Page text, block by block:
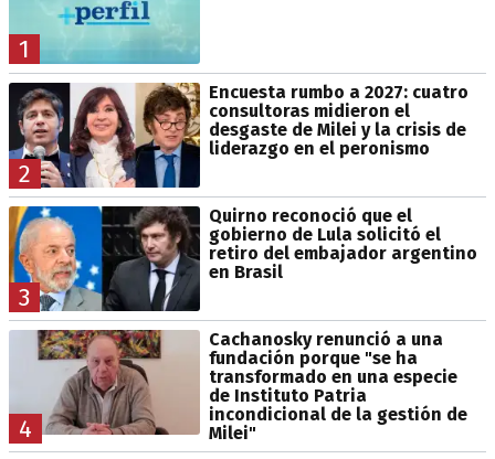
1
2
Encuesta rumbo a 2027: cuatro
consultoras midieron el
desgaste de Milei y la crisis de
liderazgo en el peronismo
3
Quirno reconoció que el
gobierno de Lula solicitó el
retiro del embajador argentino
en Brasil
4
Cachanosky renunció a una
fundación porque "se ha
transformado en una especie
de Instituto Patria
incondicional de la gestión de
Milei"